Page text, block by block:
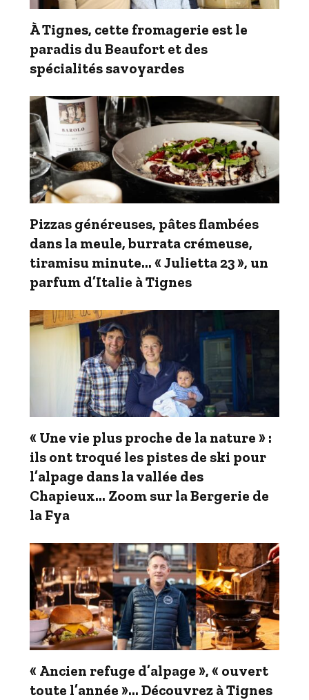
À Tignes, cette fromagerie est le
paradis du Beaufort et des
spécialités savoyardes
Pizzas généreuses, pâtes flambées
dans la meule, burrata crémeuse,
tiramisu minute… « Julietta 23 », un
parfum d’Italie à Tignes
« Une vie plus proche de la nature » :
ils ont troqué les pistes de ski pour
l’alpage dans la vallée des
Chapieux… Zoom sur la Bergerie de
la Fya
« Ancien refuge d’alpage », « ouvert
toute l’année »… Découvrez à Tignes